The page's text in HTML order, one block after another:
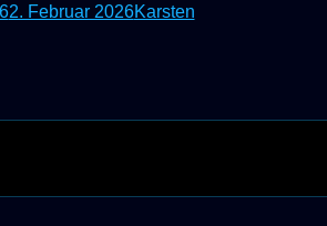
2. Februar 2026Karsten